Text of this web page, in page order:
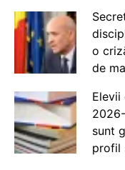
o
de
Elevii
sunt
profil